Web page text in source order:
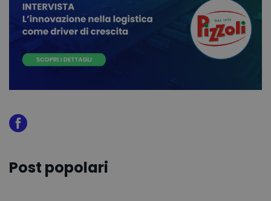
Post popolari